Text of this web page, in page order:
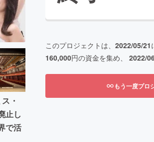
・
止し
で活
このプロジェクトは、 2022/05/21
160,000円の資金を集め、 2022/
もう一度プロ